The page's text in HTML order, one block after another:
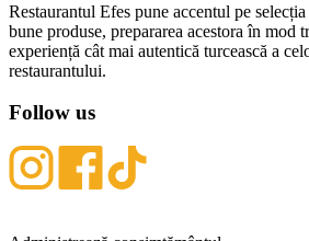
Restaurantul Efes pune accentul pe
bune produse, prepararea acestora în mod
experiență cât mai autentică turcească a
restaurantului.
Follow us